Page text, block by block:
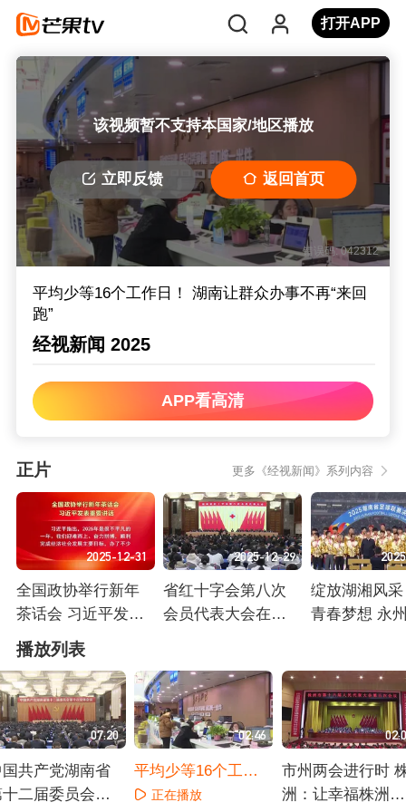
打开APP
该视频暂不支持本国家/地区播放
立即反馈 返回首页
错误码: 042312
平均少等16个工作日！ 湖南让群众办事不再“来回
跑”
经视新闻 2025
APP看高清
正片 更多《经视新闻》系列内容
2025-12-31
全国政协举行新年
茶话会 习近平发表
重要讲话
正在播放
2025-12-29
省红十字会第八次
会员代表大会在长
绽放湖湘风
青春梦想 永
播放列表
07:20
共产党湖南省
二届委员会第
02:46
平均少等16个工作
日！ 湖南让群众办
正在播放
市州两会进行时
洲：让幸福株洲更